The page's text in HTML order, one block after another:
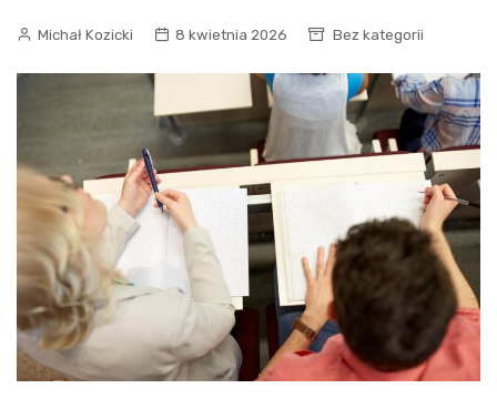
Michał Kozicki 8 kwietnia 2026 Bez kategorii